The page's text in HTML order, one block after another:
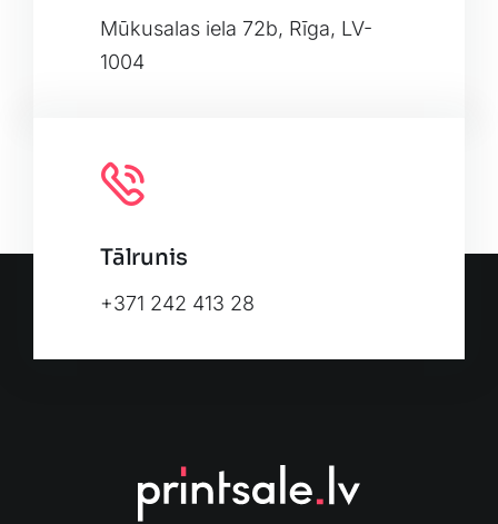
OpenStreetMap, under ODbL.
Mūkusalas iela 72b, Rīga, LV-
1004
Tālrunis
+371 242 413 28